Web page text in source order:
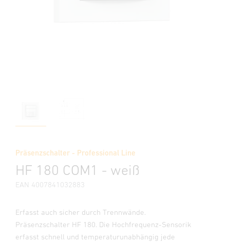
Präsenzschalter - Professional Line
HF 180 COM1 - weiß
EAN 4007841032883
Erfasst auch sicher durch Trennwände.
Präsenzschalter HF 180. Die Hochfrequenz-Sensorik
erfasst schnell und temperaturunabhängig jede